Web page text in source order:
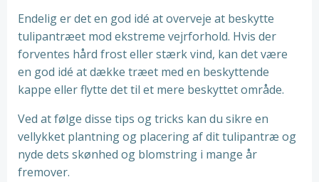
Endelig er det en god idé at overveje at beskytte
tulipantræet mod ekstreme vejrforhold. Hvis der
forventes hård frost eller stærk vind, kan det være
en god idé at dække træet med en beskyttende
kappe eller flytte det til et mere beskyttet område.
Ved at følge disse tips og tricks kan du sikre en
vellykket plantning og placering af dit tulipantræ og
nyde dets skønhed og blomstring i mange år
fremover.